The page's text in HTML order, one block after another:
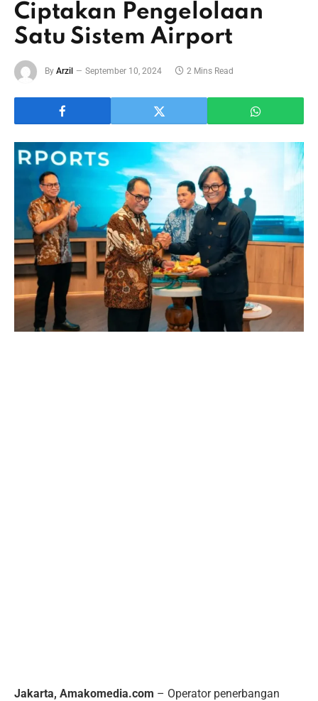
Ciptakan Pengelolaan
Satu Sistem Airport
By Arzil September 10, 2024 2 Mins Read
Jakarta, Amakomedia.com – Operator penerbangan